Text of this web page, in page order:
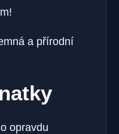
a přírodní
opravdu